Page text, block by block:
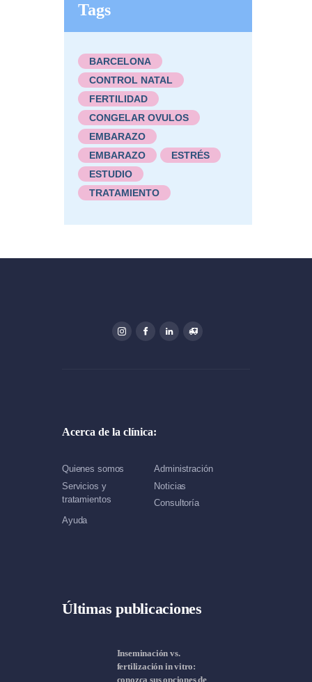
Tags
BARCELONA
CONTROL NATAL
FERTILIDAD
CONGELAR OVULOS
EMBARAZO
EMBARAZO
ESTRÉS
ESTUDIO
TRATAMIENTO
Acerca de la clínica:
Quienes somos
Administración
Servicios y
tratamientos
Noticias
Consultoría
Ayuda
Últimas publicaciones
Inseminación vs.
fertilización in vitro:
conozca sus opciones de